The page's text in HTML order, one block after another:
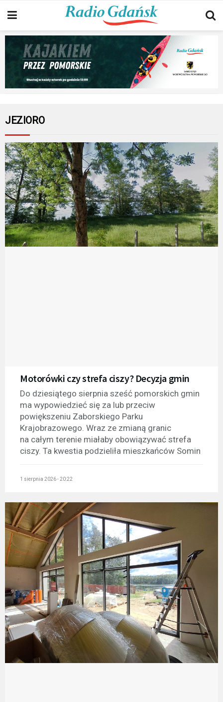
JEZIORO
Motorówki czy strefa ciszy? Decyzja gmin
Do dziesiątego sierpnia sześć pomorskich gmin
ma wypowiedzieć się za lub przeciw
powiększeniu Zaborskiego Parku
Krajobrazowego. Wraz ze zmianą granic
na całym terenie miałaby obowiązywać strefa
ciszy. Ta kwestia podzieliła mieszkańców Somin
1 sierpnia 2026 - 20:22